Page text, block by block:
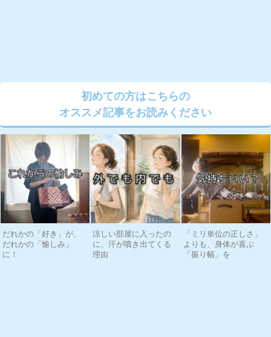
初めての方はこちらの
オススメ記事をお読みください
だれかの「好き」が、
だれかの「愉しみ」
に！
涼しい部屋に入ったの
に、汗が噴き出てくる
理由
「ミリ単位の正しさ」
よりも、身体が喜ぶ
「振り幅」を